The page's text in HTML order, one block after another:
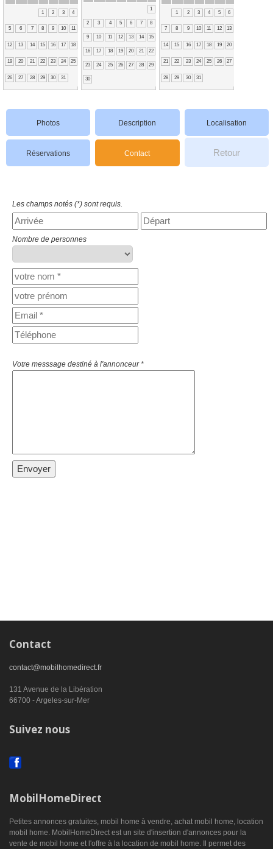
1 2 3 4
5 6 7 8 9 10 11
12 13 14 15 16 17 18
19 20 21 22 23 24 25
26 27 28 29 30 31
1
2 3 4 5 6 7 8
9 10 11 12 13 14 15
16 17 18 19 20 21 22
23 24 25 26 27 28 29
30
1 2 3 4 5 6
7 8 9 10 11 12 13
14 15 16 17 18 19 20
21 22 23 24 25 26 27
28 29 30 31
Photos Description Localisation
Réservations Contact Retour
Les champs notés (*) sont requis.
Nombre de personnes
Votre messsage destiné à l'annonceur *
Contact
contact@mobilhomedirect.fr
131 Avenue de la Libération
66700 - Argeles-sur-Mer
Suivez nous
MobilHomeDirect
Petites annonces gratuites, mobil home à vendre, achat mobil home, location
mobil home. MobilHomeDirect est un site d'insertion d'annonces pour la
vente de mobil home et l'offre à la location de mobil home. Il permet des